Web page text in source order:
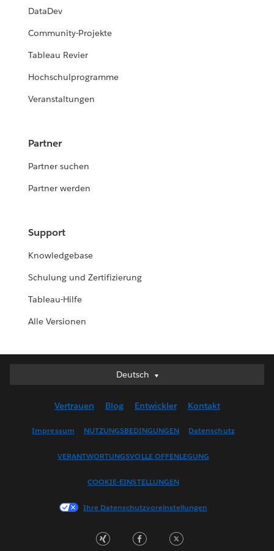
DataDev
Community-Projekte
Tableau Revier
Hochschulprogramme
Veranstaltungen
Partner
Partner suchen
Partner werden
Support
Knowledgebase
Schulung und Zertifizierung
Tableau-Hilfe
Alle Versionen
Deutsch
Deutsch
English (US)
Français (France)
한국어
Português
Vertrauen Blog Entwickler Kontakt
Impressum NUTZUNGSBEDINGUNGEN Datenschutz
VERANTWORTUNGSVOLLE OFFENLEGUNG
COOKIE-EINSTELLUNGEN
Ihre Datenschutzvoreinstellungen